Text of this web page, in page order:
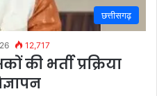
छत्तीसगढ़
12,717
की भर्ती प्रक्रिया